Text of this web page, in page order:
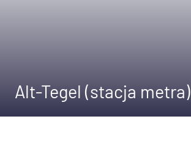
Alt-Tegel (stacja metra)